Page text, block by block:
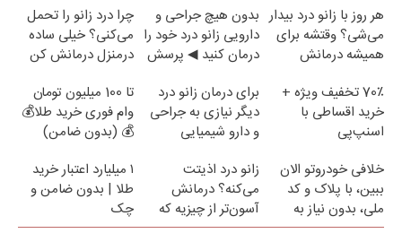
هر روز با زانو درد بیدار
می‌شی؟ وقتشه برای
همیشه درمانش
بدون هیچ جراحی و
دارویی زانو درد خود را
درمان کنید ◀ پرسش
چرا درد زانو را تحمل
می‌کنی؟ خیلی ساده
درمنزل درمانش کن
70٪ تخفیف ویژه +
خرید اقساطی با
اسنپ‌پی
برای درمان زانو درد
دیگر نیازی به جراحی
و دارو شیمیایی
تا 100 میلیون تومان
وام فوری خرید طلا💰
💰 (بدون ضامن)
خلافی خودروتو الان
ببین، با پلاک و کد
ملی، بدون نیاز به
مراجعه حضوری
زانو درد اذیتت
می‌کنه؟ درمانش
آسون‌تر از چیزیه که
فکر
۱ میلیارد اعتبار خرید
طلا | بدون ضامن و
چک